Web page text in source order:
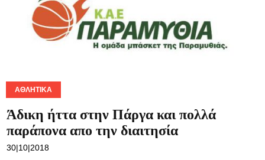
ΑΘΛΗΤΙΚΆ
Άδικη ήττα στην Πάργα και πολλά
παράπονα απο την διαιτησία
30|10|2018